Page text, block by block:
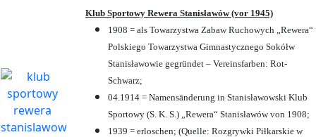
Klub Sportowy Rewera Stanisławów (vor 1945)
1908 = als Towarzystwa Zabaw Ruchowych „Rewera“
Polskiego Towarzystwa Gimnastycznego Sokółw
Stanisławowie gegründet – Vereinsfarben: Rot-
Schwarz;
04.1914 = Namensänderung in Stanisławowski Klub
Sportowy (S. K. S.) „Rewera“ Stanisławów von 1908;
1939 = erloschen; (Quelle: Rozgrywki Piłkarskie w